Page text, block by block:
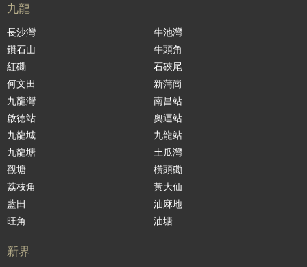
九龍
長沙灣
鑽石山
紅磡
何文田
九龍灣
啟德站
九龍城
九龍塘
觀塘
荔枝角
藍田
旺角
牛池灣
牛頭角
石硤尾
新蒲崗
南昌站
奧運站
九龍站
土瓜灣
橫頭磡
黃大仙
油麻地
油塘
新界